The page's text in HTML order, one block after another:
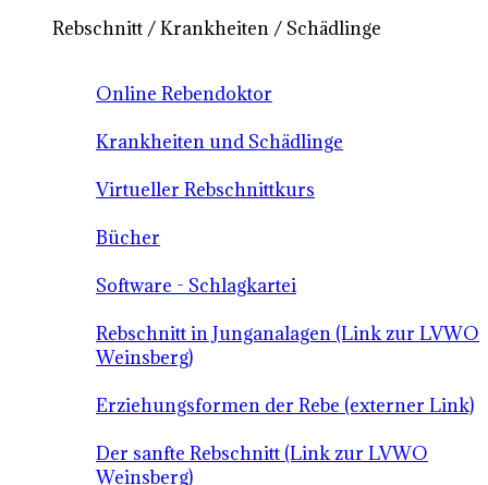
Rebschnitt / Krankheiten / Schädlinge
Online Rebendoktor
Krankheiten und Schädlinge
Virtueller Rebschnittkurs
Bücher
Software - Schlagkartei
Rebschnitt in Junganalagen (Link zur LVWO
Weinsberg)
Erziehungsformen der Rebe (externer Link)
Der sanfte Rebschnitt (Link zur LVWO
Weinsberg)